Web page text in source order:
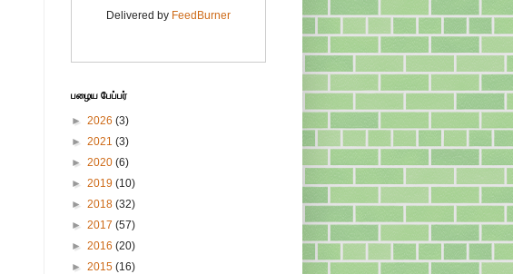
Delivered by FeedBurner
பழைய பேப்பர்
► 2026 (3)
► 2021 (3)
► 2020 (6)
► 2019 (10)
► 2018 (32)
► 2017 (57)
► 2016 (20)
► 2015 (16)